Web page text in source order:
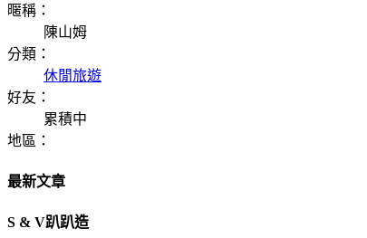
暱稱：
陳山姆
分類：
休閒旅遊
好友：
累積中
地區：
最新文章
S & V趴趴造